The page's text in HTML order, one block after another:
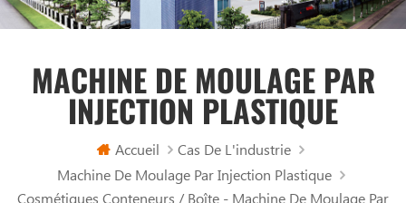
MACHINE DE MOULAGE PAR
INJECTION PLASTIQUE
Accueil
Cas De L'industrie
Machine De Moulage Par Injection Plastique
Cosmétiques Conteneurs / Boîte - Machine De Moulage Par